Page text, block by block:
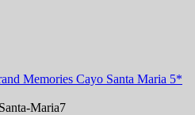
Memories Cayo Santa Maria 5*
Maria7